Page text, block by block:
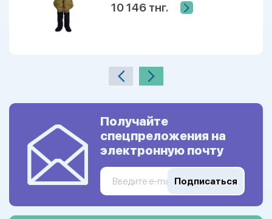
10 146 тнг.
Получайте
спецпреложения на
электронную почту
Подписаться